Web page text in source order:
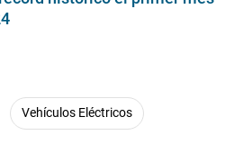
Vehículos Eléctricos